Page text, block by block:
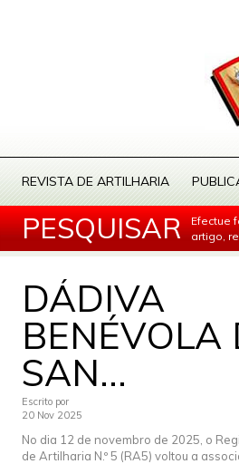
REVISTA DE ARTILHARIA
PESQUISAR
Efectue
artigo,
DÁDIVA
BENÉVOLA
SAN...
Escrito por
20 Nov 2025
No dia 12 de novembro de 2025, o
de Artilharia N.º 5 (RA5) voltou a